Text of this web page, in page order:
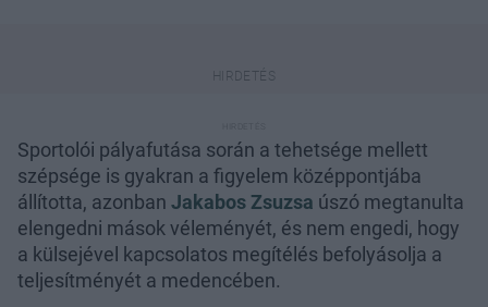
Sportolói pályafutása során a tehetsége mellett
szépsége is gyakran a figyelem középpontjába
állította, azonban Jakabos Zsuzsa úszó megtanulta
elengedni mások véleményét, és nem engedi, hogy
a külsejével kapcsolatos megítélés befolyásolja a
teljesítményét a medencében.